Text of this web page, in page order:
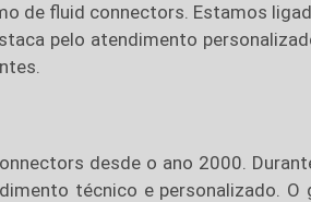
de fluid connectors. Estamos
pelo atendimento
desde o ano 2000.
técnico e personalizado.